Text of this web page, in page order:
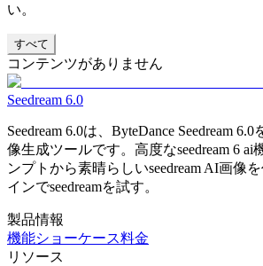
い。
すべて
コンテンツがありません
Seedream 6.0
Seedream 6.0は、ByteDance Seedream
像生成ツールです。高度なseedream 6 ai
ンプトから素晴らしいseedream AI画像
インでseedreamを試す。
製品情報
機能ショーケース料金
リソース